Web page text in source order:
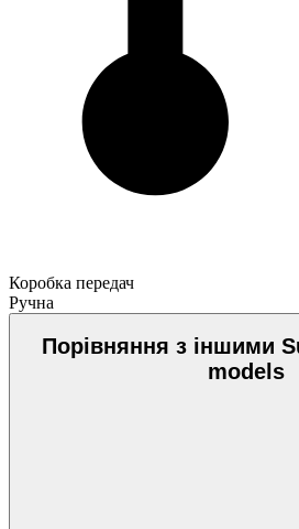
Коробка передач
Ручна
Порівняння з іншими
models